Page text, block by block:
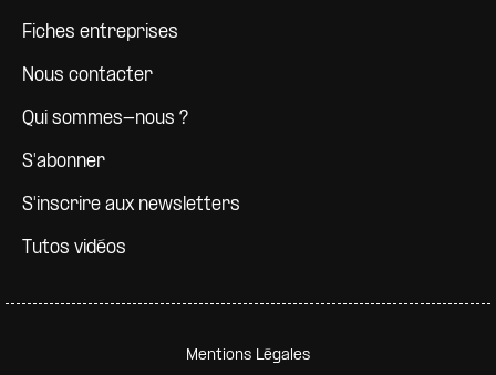
Fiches entreprises
Nous contacter
Qui sommes-nous ?
S'abonner
S'inscrire aux newsletters
Tutos vidéos
Pied de page secondaire
Mentions Légales